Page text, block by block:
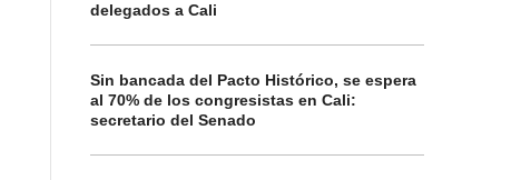
delegados a Cali
Sin bancada del Pacto Histórico, se espera
al 70% de los congresistas en Cali:
secretario del Senado